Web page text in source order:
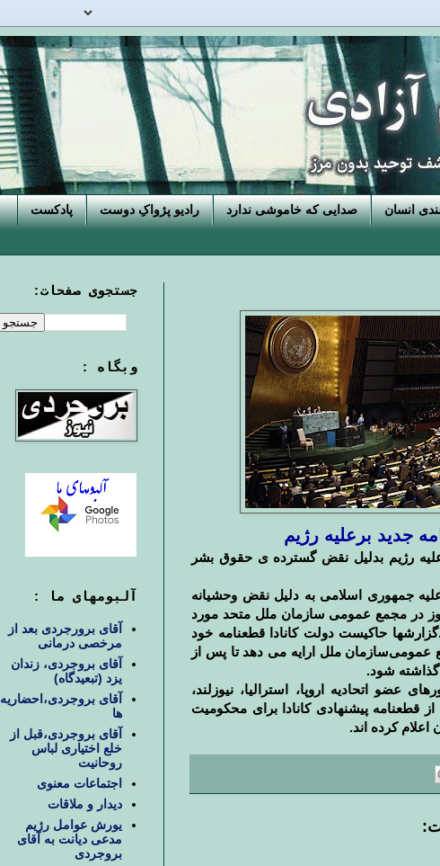
انسان صدایی که خاموشی ندارد رادیو پژواکِ دوست پادکست
جدید برعلیه رژیم
علیه رژیم بدلیل نقض گسترده ی حقوق بشر
جمهوری اسلامی‌ به دلیل نقض وحشیانه
در مجمع عمومی سازمان ملل متحد مورد
حاکیست دولت کانادا قطعنامه خود
عمومی‌سازمان ملل ارایه می دهد تا پس از
شود.
عضو اتحادیه اروپا، استرالیا، نیوزلند،
قطعنامه پیشنهادی کانادا برای محکومیت
کرده اند.
جستجوی صفحات:
وبگاه :
آلبومهای ما :
آقای برورجردی بعد از
مرخصی درمانی
آقای بروجردی، زندان
یزد (تبعیدگاه)
آقای بروجردی،احضاریه
ها
آقای بروجردی،قبل از
خلع اختیاری لباس
روحانیت
اجتماعات معنوی
دیدار و ملاقات
یورش عوامل رژیم
مدعی دیانت به آقای
بروجردی